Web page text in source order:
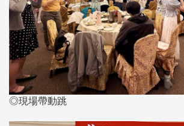
◎現場帶動跳